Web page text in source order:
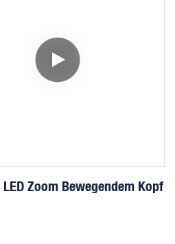
LED Zoom Bewegendem Kopf